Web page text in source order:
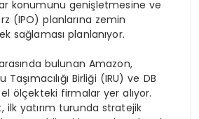
konumunu genişletmesine ve
(IPO) planlarına zemin
sağlaması planlanıyor.
bulunan Amazon,
Taşımacılığı Birliği (IRU) ve DB
ölçekteki firmalar yer alıyor.
ilk yatırım turunda stratejik